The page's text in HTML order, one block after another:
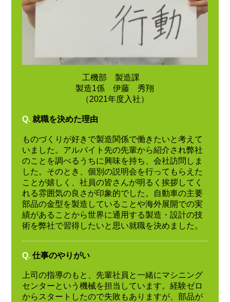
工機部 製造課
製造1係 伊藤 秀翔
（2021年度入社）
Q. 就職を決めた理由
ものづくりが好きで製造関係で働きたいと考えて
いました。アルバイト先の先輩から紹介され弊社
のことを調べるうちに興味を持ち、会社訪問しま
した。そのとき、個別の説明会を行ってもらえた
ことが嬉しく、社員の皆さんが明るく挨拶してく
れる雰囲気の良さが印象的でした。自動車の主要
部品の金型を製造していることや海外展開での実
績があることから世界に通用する製造・設計の技
術を弊社で習得したいと思い就職を決めました。
Q. 仕事のやりがい
上司の指導のもと、先輩社員と一緒にマシニング
センターという機械を担当しています。経験ゼロ
からスタートしたので失敗もありますが、部品が